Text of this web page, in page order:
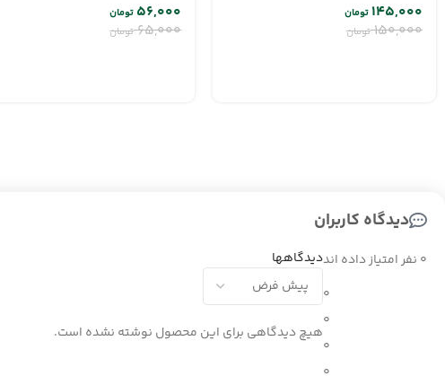
۱۵۰,۰۰۰ تومان
۱۴۵,۰۰۰ تومان
۶۵,۰۰۰ تومان
۵۶,۰۰۰ تومان
دیدگاه کاربران
0 نفر امتیاز داده اند
0
0
0
0
دیدگاهها
هیچ دیدگاهی برای این محصول نوشته نشده است.